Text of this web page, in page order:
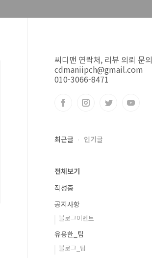
씨디맨 연락처, 리뷰 의뢰 문의
cdmaniipch@gmail.com
010-3066-8471
최근글 인기글
전체보기
작성중
공지사항
블로그이벤트
유용한_팁
블로그_팁